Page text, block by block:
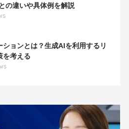
の違いや具体例を解説
ションとは？生成AIを利用するリ
を考える